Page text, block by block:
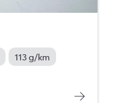
113 g/km